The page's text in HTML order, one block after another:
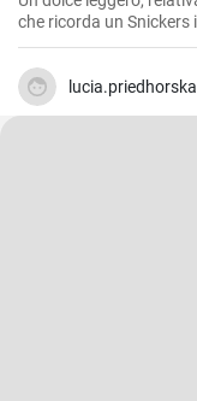
che ricorda un
lucia.priedhorska